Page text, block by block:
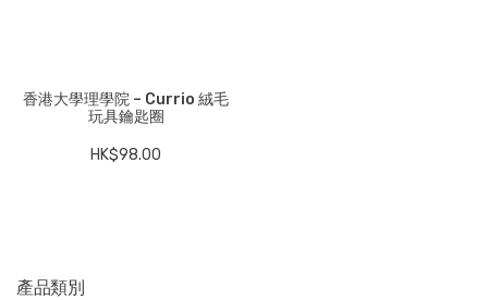
產品類別
香港大學理學院 – Currio 絨毛
玩具鑰匙圈
HK$98.00